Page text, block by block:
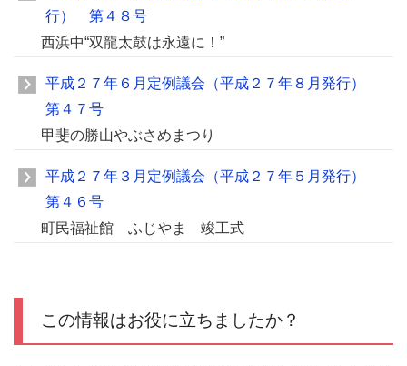
行） 第４８号
西浜中“双龍太鼓は永遠に！”
平成２７年６月定例議会（平成２７年８月発行）
第４７号
甲斐の勝山やぶさめまつり
平成２７年３月定例議会（平成２７年５月発行）
第４６号
町民福祉館 ふじやま 竣工式
この情報はお役に立ちましたか？